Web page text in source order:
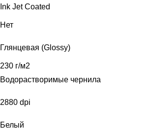
Ink Jet Coated
Нет
Глянцевая (Glossy)
230 г/м2
Водорастворимые чернила
2880 dpi
Белый